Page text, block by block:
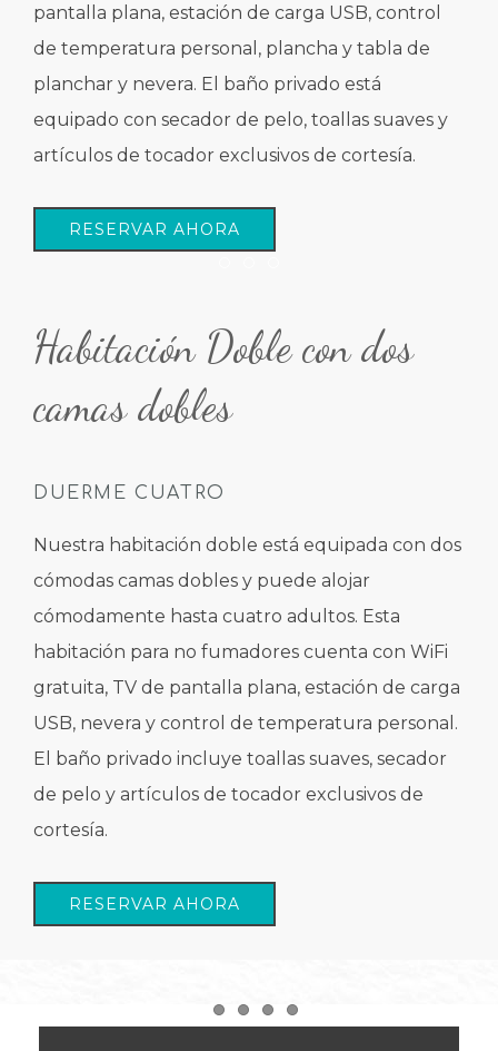
pantalla plana, estación de carga USB, control
de temperatura personal, plancha y tabla de
planchar y nevera. El baño privado está
equipado con secador de pelo, toallas suaves y
artículos de tocador exclusivos de cortesía.
RESERVAR AHORA
Habitación Doble con dos
camas dobles
DUERME CUATRO
Nuestra habitación doble está equipada con dos
cómodas camas dobles y puede alojar
cómodamente hasta cuatro adultos. Esta
habitación para no fumadores cuenta con WiFi
gratuita, TV de pantalla plana, estación de carga
USB, nevera y control de temperatura personal.
El baño privado incluye toallas suaves, secador
de pelo y artículos de tocador exclusivos de
cortesía.
RESERVAR AHORA
Item 1Item 2
Item 3
Item 4